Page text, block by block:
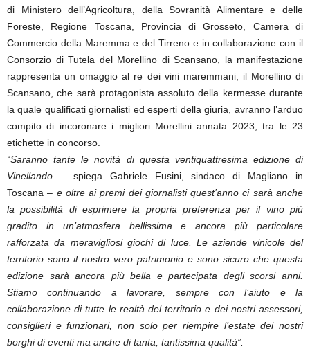
di Ministero dell’Agricoltura, della Sovranità Alimentare e delle
Foreste, Regione Toscana, Provincia di Grosseto, Camera di
Commercio della Maremma e del Tirreno e in collaborazione con il
Consorzio di Tutela del Morellino di Scansano, la manifestazione
rappresenta un omaggio al re dei vini maremmani, il Morellino di
Scansano, che sarà protagonista assoluto della kermesse durante
la quale qualificati giornalisti ed esperti della giuria, avranno l’arduo
compito di incoronare i migliori Morellini annata 2023, tra le 23
etichette in concorso.
“Saranno tante le novità di questa ventiquattresima edizione di
Vinellando – spiega Gabriele Fusini, sindaco di Magliano in
Toscana– e oltre ai premi dei giornalisti quest’anno ci sarà anche
la possibilità di esprimere la propria preferenza per il vino più
gradito in un’atmosfera bellissima e ancora più particolare
rafforzata da meravigliosi giochi di luce. Le aziende vinicole del
territorio sono il nostro vero patrimonio e sono sicuro che questa
edizione sarà ancora più bella e partecipata degli scorsi anni.
Stiamo continuando a lavorare, sempre con l’aiuto e la
collaborazione di tutte le realtà del territorio e dei nostri assessori,
consiglieri e funzionari, non solo per riempire l’estate dei nostri
borghi di eventi ma anche di tanta, tantissima qualità”.